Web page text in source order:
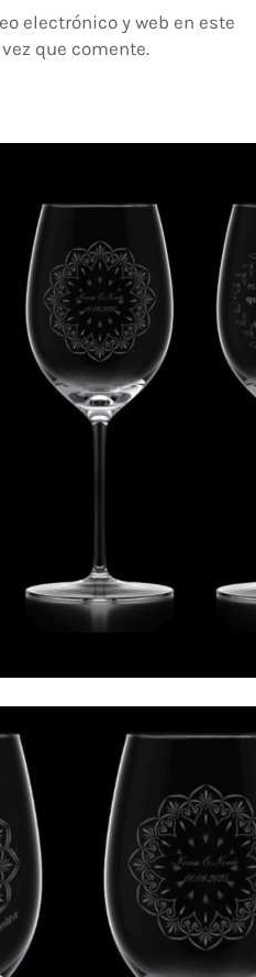
electrónico y web en este
que comente.